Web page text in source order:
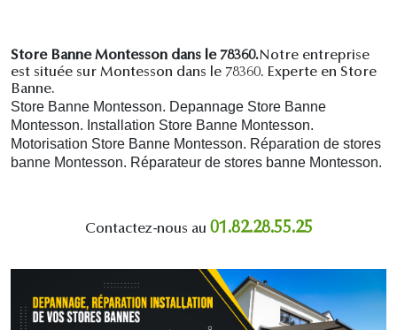
Store Banne Montesson dans le 78360.Notre entreprise
est située sur Montesson dans le 78360. Experte en Store
Banne.
Store Banne Montesson. Depannage Store Banne
Montesson. Installation Store Banne Montesson.
Motorisation Store Banne Montesson. Réparation de stores
banne Montesson. Réparateur de stores banne Montesson.
Contactez-nous au 01.82.28.55.25